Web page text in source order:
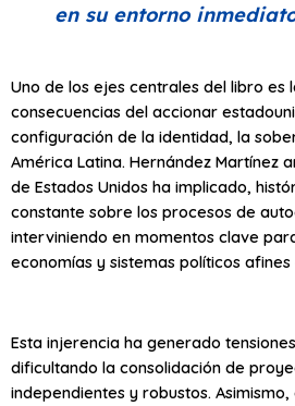
en su entorno
Uno de los ejes centrales del libro es
consecuencias del accionar
configuración de la identidad, la
América Latina. Hernández Martínez
de Estados Unidos ha implicado,
constante sobre los procesos de
interviniendo en momentos clave
economías y sistemas políticos afines
Esta injerencia ha generado
dificultando la consolidación de
independientes y robustos.